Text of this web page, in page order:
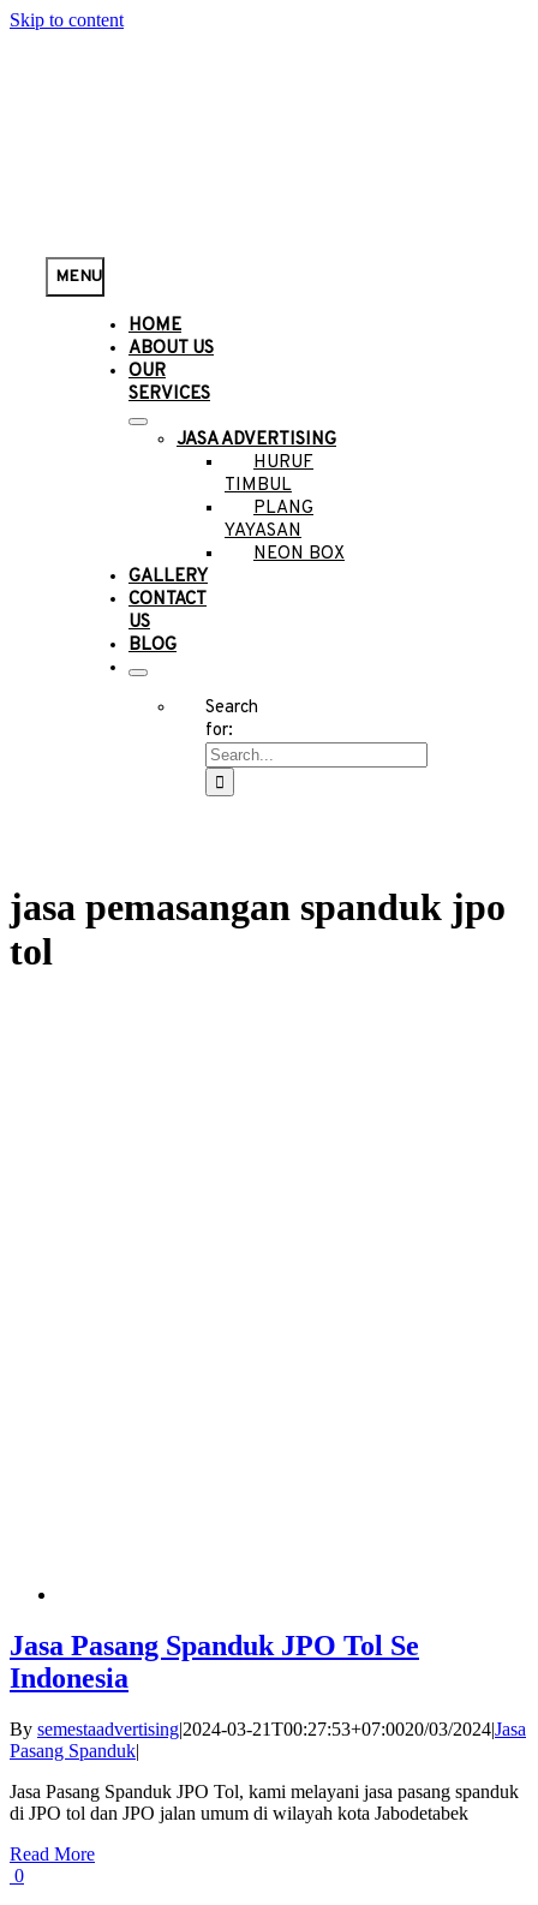
Skip to content
MENU
HOME
ABOUT US
OUR
SERVICES
JASA ADVERTISING
HURUF
TIMBUL
PLANG
YAYASAN
NEON BOX
GALLERY
CONTACT
US
BLOG
Search
for:
jasa pemasangan spanduk jpo
tol
Jasa Pasang Spanduk JPO Tol Se
Indonesia
By semestaadvertising|2024-03-21T00:27:53+07:0020/03/2024|Jasa
Pasang Spanduk|
Jasa Pasang Spanduk JPO Tol, kami melayani jasa pasang spanduk
di JPO tol dan JPO jalan umum di wilayah kota Jabodetabek
Read More
0